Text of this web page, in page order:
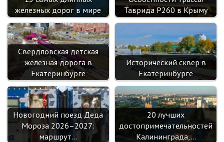
i
железных дорог в мире
Таврида Р260 в Крыму
Свердловская детская
железная дорога в
Екатеринбурге
Исторический сквер в
Екатеринбурге
Новогодний поезд Деда
Мороза 2026–2027:
маршрут…
20 лучших
достопримечательностей
Калининграда,…